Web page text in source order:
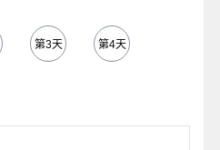
第3天 第4天